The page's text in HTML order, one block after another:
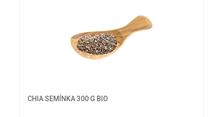
CHIA SEMÍNKA 300 G BIO